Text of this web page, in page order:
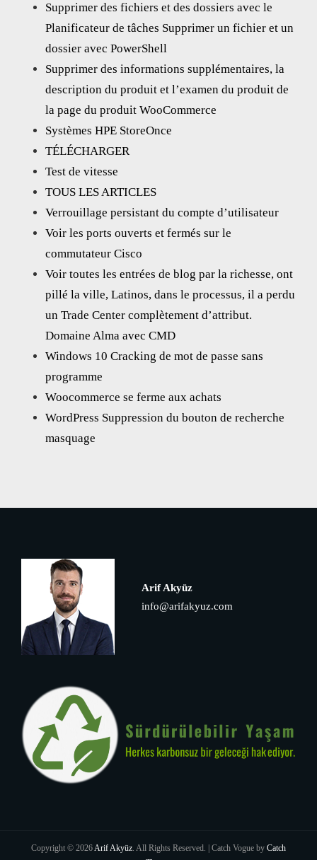
Supprimer des fichiers et des dossiers avec le
Planificateur de tâches Supprimer un fichier et un
dossier avec PowerShell
Supprimer des informations supplémentaires, la
description du produit et l’examen du produit de
la page du produit WooCommerce
Systèmes HPE StoreOnce
TÉLÉCHARGER
Test de vitesse
TOUS LES ARTICLES
Verrouillage persistant du compte d’utilisateur
Voir les ports ouverts et fermés sur le
commutateur Cisco
Voir toutes les entrées de blog par la richesse, ont
pillé la ville, Latinos, dans le processus, il a perdu
un Trade Center complètement d’attribut.
Domaine Alma avec CMD
Windows 10 Cracking de mot de passe sans
programme
Woocommerce se ferme aux achats
WordPress Suppression du bouton de recherche
masquage
Arif Akyüz
info@arifakyuz.com
Copyright © 2026Arif Akyüz. All Rights Reserved. | Catch Vogue by Catch